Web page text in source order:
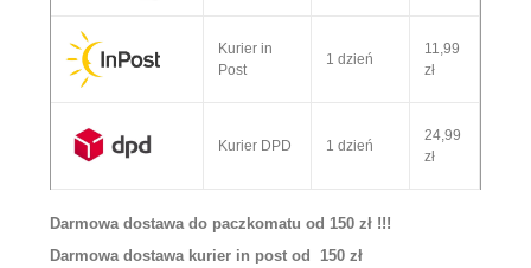
Kurier in
Post
1 dzień
11,99
zł
Kurier DPD 1 dzień
24,99
zł
Darmowa dostawa do paczkomatu od 150 zł !!!
Darmowa dostawa kurier in post od 150 zł